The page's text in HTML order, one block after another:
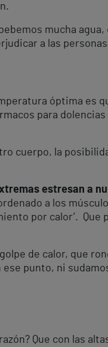
mucha
a las
óptima es
para
cuerpo, la
estresan a
a los
por calor’. Que
de calor, que
punto, ni
Que con las